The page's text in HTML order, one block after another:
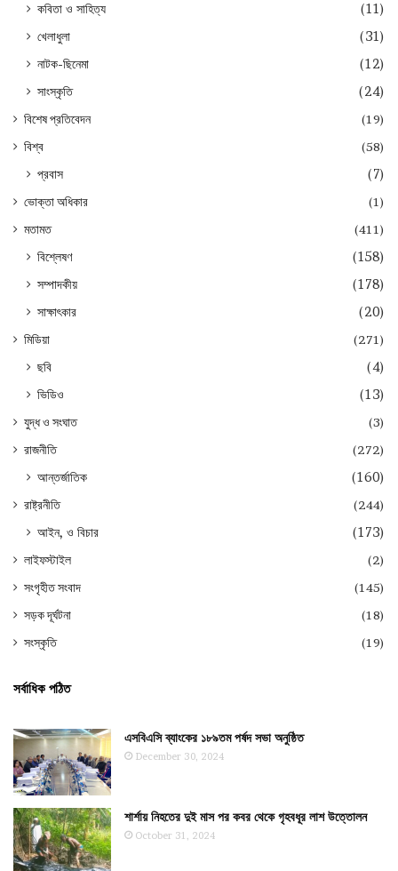
কবিতা ও সাহিত্য
(11)
খেলাধুলা
(31)
নাটক-ছিনেমা
(12)
সাংস্কৃতি
(24)
বিশেষ প্রতিবেদন
(19)
বিশ্ব
(58)
প্রবাস (7)
ভোক্তা অধিকার
(1)
মতামত
(411)
বিশ্লেষণ
(158)
সম্পাদকীয়
(178)
সাক্ষাৎকার
(20)
মিডিয়া (271)
ছবি
(4)
ভিডিও
(13)
যুদ্ধ ও সংঘাত
(3)
রাজনীতি
(272)
আন্তর্জাতিক (160)
রাষ্ট্রনীতি (244)
আইন, ও বিচার (173)
লাইফস্টাইল
(2)
সংগৃহীত সংবাদ
(145)
সড়ক দূর্ঘটনা
(18)
সংস্কৃতি
(19)
সর্বাধিক পঠিত
এসবিএসি ব্যাংকের ১৮৯তম পর্ষদ সভা অনুষ্ঠিত
December 30, 2024
শার্শায় নিহতের দুই মাস পর কবর থেকে গৃহবধূর লাশ উত্তোলন
October 31, 2024